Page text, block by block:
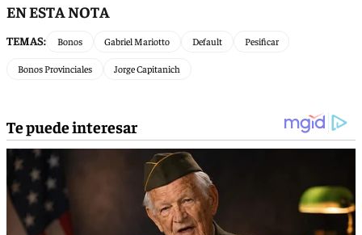
EN ESTA NOTA
TEMAS: Bonos Gabriel Mariotto Default Pesificar
Bonos Provinciales Jorge Capitanich